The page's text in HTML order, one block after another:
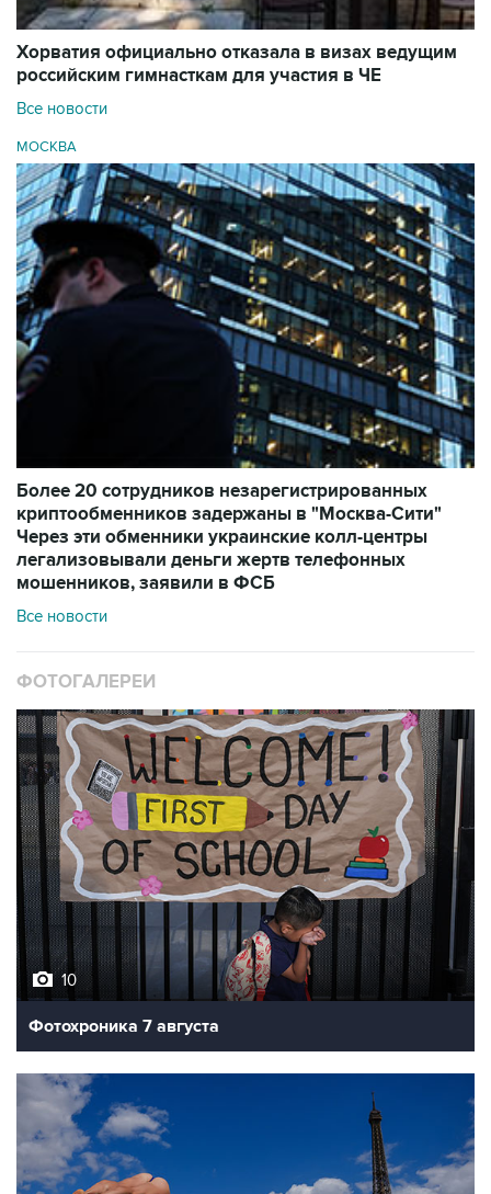
Хорватия официально отказала в визах ведущим
российским гимнасткам для участия в ЧЕ
Все новости
МОСКВА
Более 20 сотрудников незарегистрированных
криптообменников задержаны в "Москва-Сити"
Через эти обменники украинские колл-центры
легализовывали деньги жертв телефонных
мошенников, заявили в ФСБ
Все новости
ФОТОГАЛЕРЕИ
10
Фотохроника 7 августа